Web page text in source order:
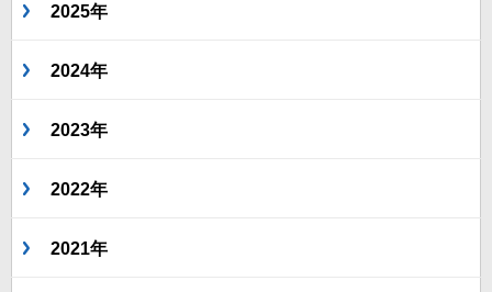
2025年
2024年
2023年
2022年
2021年